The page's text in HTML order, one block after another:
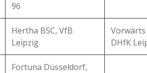
96
Hertha BSC, VfB
Leipzig
DHfK
Fortuna Düsseldorf,